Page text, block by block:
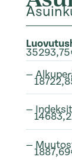
—
—
—